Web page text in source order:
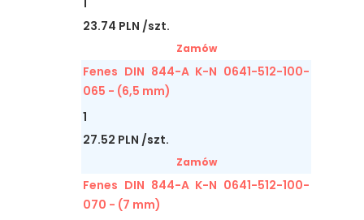
1
23.74 PLN /szt.
Zamów
Fenes DIN 844-A K-N 0641-512-100-
065 - (6,5 mm)
1
27.52 PLN /szt.
Zamów
Fenes DIN 844-A K-N 0641-512-100-
070 - (7 mm)